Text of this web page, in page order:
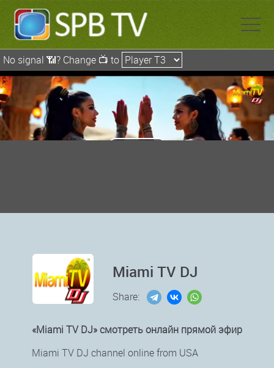
Miami TV DJ
Share:
«Miami TV DJ» смотреть онлайн прямой эфир
Miami TV DJ channel online from USA